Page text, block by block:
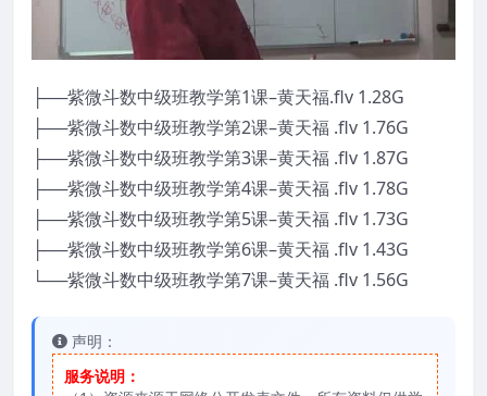
├──紫微斗数中级班教学第1课–黄天福.flv 1.28G
├──紫微斗数中级班教学第2课–黄天福 .flv 1.76G
├──紫微斗数中级班教学第3课–黄天福 .flv 1.87G
├──紫微斗数中级班教学第4课–黄天福 .flv 1.78G
├──紫微斗数中级班教学第5课–黄天福 .flv 1.73G
├──紫微斗数中级班教学第6课–黄天福 .flv 1.43G
└──紫微斗数中级班教学第7课–黄天福 .flv 1.56G
声明：
服务说明：